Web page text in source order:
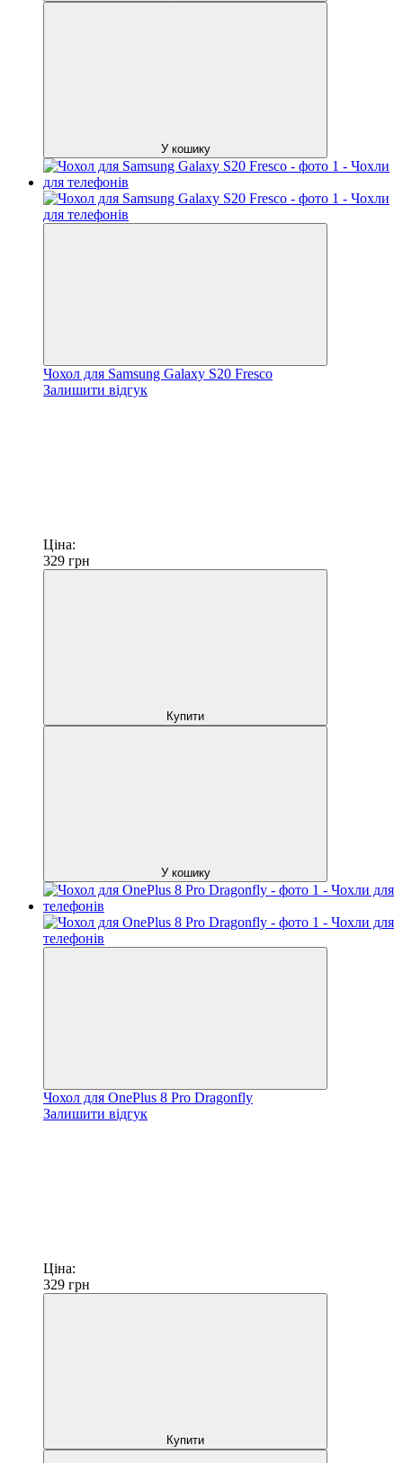
У кошику
Чохол для Samsung Galaxy S20 Fresco
Залишити відгук
Ціна:
329 грн
Купити
У кошику
Чохол для OnePlus 8 Pro Dragonfly
Залишити відгук
Ціна:
329 грн
Купити